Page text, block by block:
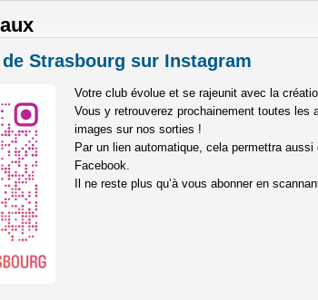
Strasbourg sur Instagram
Votre club évolue et se rajeunit avec la
Vous y retrouverez prochainement toutes les
images sur nos sorties !
Par un lien automatique, cela permettra
Facebook.
Il ne reste plus qu’à vous abonner en